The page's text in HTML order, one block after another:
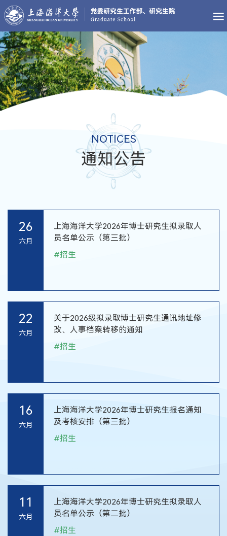
NOTICES
通知公告
26
六月
上海海洋大学2026年博士研究生拟录取人
员名单公示（第三批）
#招生
22
六月
关于2026级拟录取博士研究生通讯地址修
改、人事档案转移的通知
#招生
16
六月
上海海洋大学2026年博士研究生报名通知
及考核安排（第三批）
#招生
11
六月
上海海洋大学2026年博士研究生拟录取人
员名单公示（第二批）
#招生